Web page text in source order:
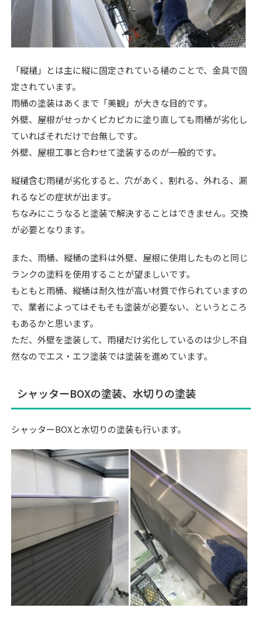
「縦樋」とは主に縦に固定されている樋のことで、金具で固
定されています。
雨桶の塗装はあくまで「美観」が大きな目的です。
外壁、屋根がせっかくピカピカに塗り直しても雨桶が劣化し
ていればそれだけで台無しです。
外壁、屋根工事と合わせて塗装するのが一般的です。
縦樋含む雨樋が劣化すると、穴があく、割れる、外れる、漏
れるなどの症状が出ます。
ちなみにこうなると塗装で解決することはできません。交換
が必要となります。
また、雨桶、縦桶の塗料は外壁、屋根に使用したものと同じ
ランクの塗料を使用することが望ましいです。
もともと雨桶、縦桶は耐久性が高い材質で作られていますの
で、業者によってはそもそも塗装が必要ない、というところ
もあるかと思います。
ただ、外壁を塗装して、雨樋だけ劣化しているのは少し不自
然なのでエス・エフ塗装では塗装を進めています。
シャッターBOXの塗装、水切りの塗装
シャッターBOXと水切りの塗装も行います。